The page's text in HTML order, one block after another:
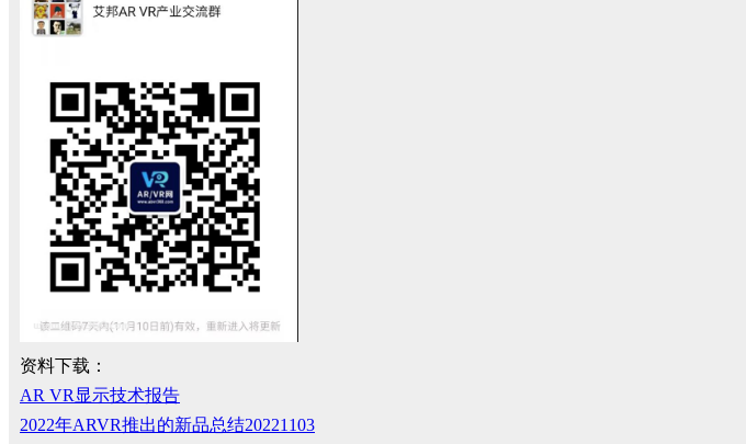
资料下载：
AR VR显示技术报告
2022年ARVR推出的新品总结20221103